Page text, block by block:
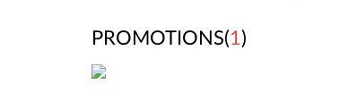
PROMOTIONS(1)